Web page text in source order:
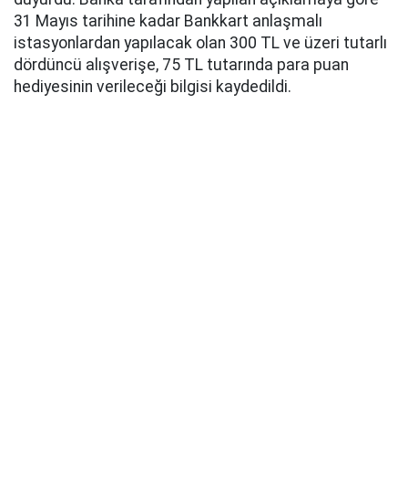
31 Mayıs tarihine kadar Bankkart anlaşmalı
istasyonlardan yapılacak olan 300 TL ve üzeri tutarlı
dördüncü alışverişe, 75 TL tutarında para puan
hediyesinin verileceği bilgisi kaydedildi.